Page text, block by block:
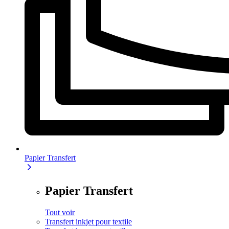
Papier Transfert
Papier Transfert
Tout voir
Transfert inkjet pour textile